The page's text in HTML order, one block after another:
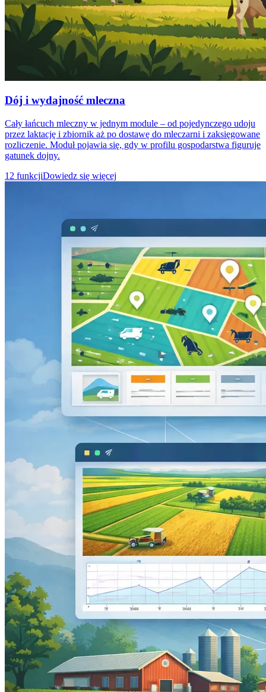
Dój i wydajność mleczna
Cały łańcuch mleczny w jednym module – od pojedynczego udoju
przez laktację i zbiornik aż po dostawę do mleczarni i zaksięgowane
rozliczenie. Moduł pojawia się, gdy w profilu gospodarstwa figuruje
gatunek dojny.
12 funkcjiDowiedz się więcej